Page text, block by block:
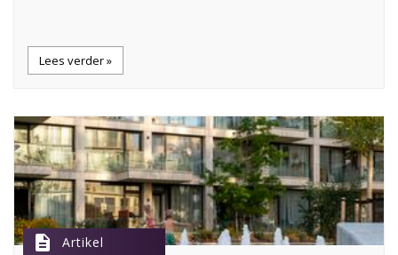
Lees verder »
description Artikel